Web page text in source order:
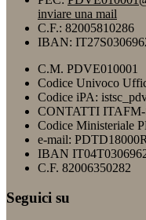
inviare una mail
C.F.: 82005810286
IBAN:
C.M. PDVE010001
Codice Univoco
Codice iPA:
CONTATTI ITAFM-
Codice Ministeriale
e-mail:
IBAN
C.F. 82006350282
Seguici su